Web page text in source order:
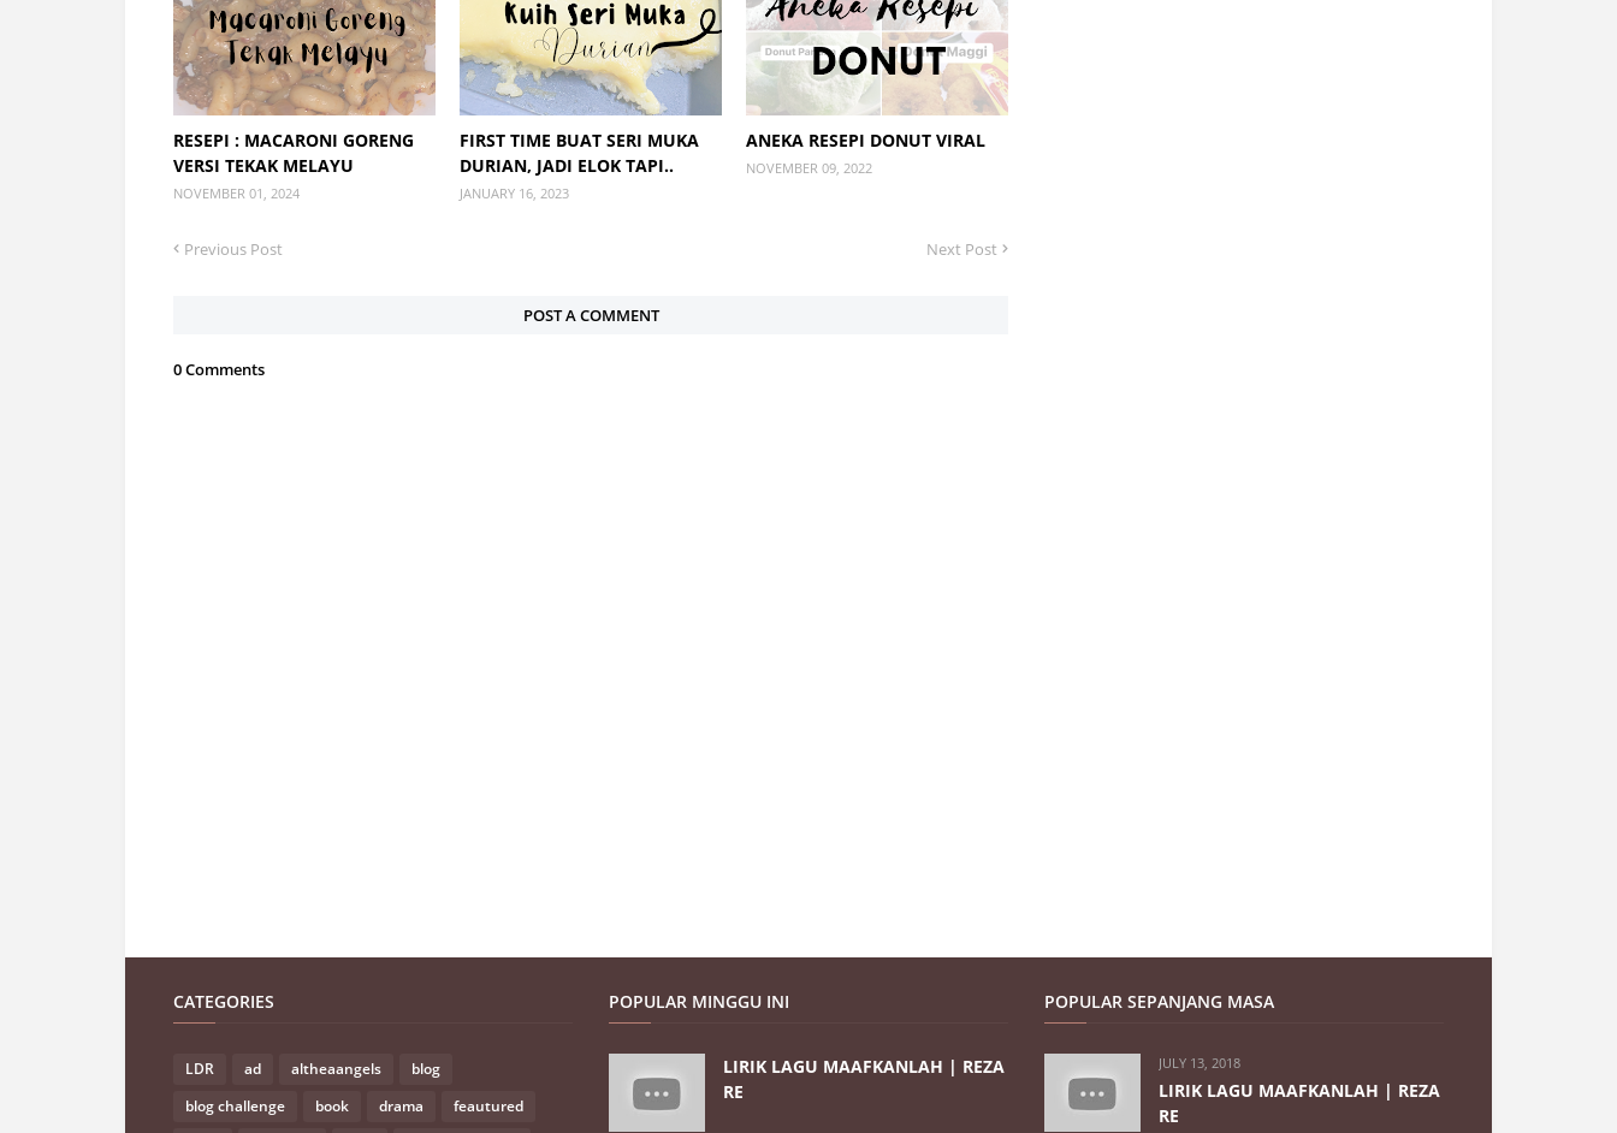
RESEPI : MACARONI GORENG
VERSI TEKAK MELAYU
NOVEMBER 01, 2024
FIRST TIME BUAT SERI MUKA
DURIAN, JADI ELOK TAPI..
JANUARY 16, 2023
ANEKA RESEPI DONUT VIRAL
NOVEMBER 09, 2022
Previous Post Next Post
POST A COMMENT
0 Comments
CATEGORIES
LDR ad altheaangels
blog
blog challenge
book drama feautured
POPULAR MINGGU INI
LIRIK LAGU MAAFKANLAH | REZA
RE
POPULAR SEPANJANG MASA
JULY 13, 2018
LIRIK LAGU MAAFKANLAH | REZA
RE